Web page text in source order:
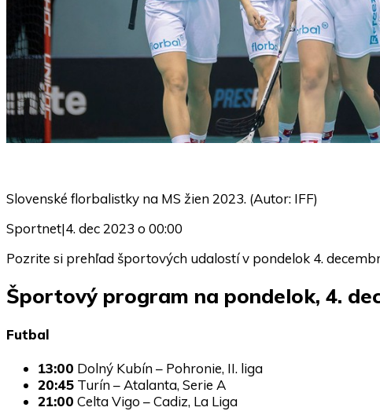
Slovenské florbalistky na MS žien 2023. (Autor: IFF)
Sportnet|4. dec 2023 o 00:00
Pozrite si prehľad športových udalostí v pondelok 4.
Športový program na pondelok, 4.
Futbal
13:00 Dolný Kubín – Pohronie, II. liga
20:45 Turín – Atalanta, Serie A
21:00 Celta Vigo – Cadiz, La Liga